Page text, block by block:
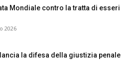
Mondiale contro la tratta di esseri
2026
la difesa della giustizia penale